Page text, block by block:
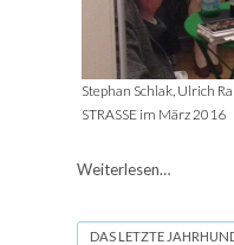
Stephan Schlak, Ulrich
STRASSE im März 2016
Weiterlesen…
DAS LETZTE